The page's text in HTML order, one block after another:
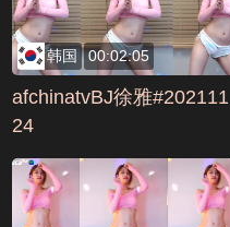
韩国 00:02:05
afchinatvBJ徐雅#202111
24